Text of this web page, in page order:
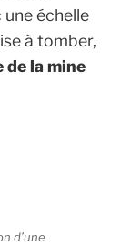
une échelle
à tomber,
de la mine
d’une